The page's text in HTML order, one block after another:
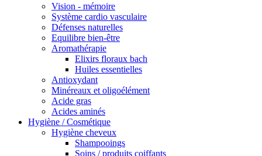
Vision - mémoire
Système cardio vasculaire
Défenses naturelles
Equilibre bien-être
Aromathérapie
Elixirs floraux bach
Huiles essentielles
Antioxydant
Minéreaux et oligoélément
Acide gras
Acides aminés
Hygiène / Cosmétique
Hygiène cheveux
Shampooings
Soins / produits coiffants